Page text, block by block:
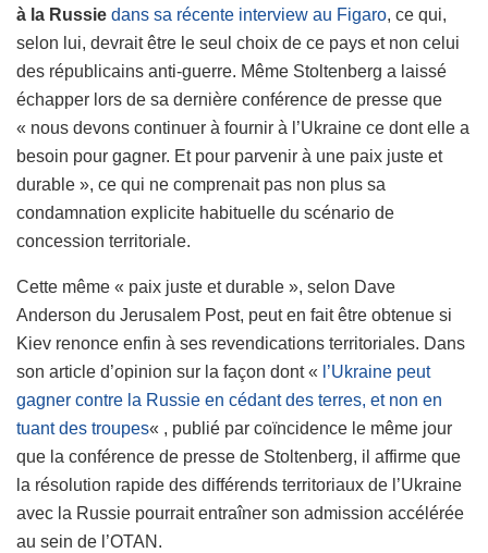
à la Russie dans sa récente interview au Figaro, ce qui,
selon lui, devrait être le seul choix de ce pays et non celui
des républicains anti-guerre. Même Stoltenberg a laissé
échapper lors de sa dernière conférence de presse que
« nous devons continuer à fournir à l’Ukraine ce dont elle a
besoin pour gagner. Et pour parvenir à une paix juste et
durable », ce qui ne comprenait pas non plus sa
condamnation explicite habituelle du scénario de
concession territoriale.
Cette même « paix juste et durable », selon Dave
Anderson du Jerusalem Post, peut en fait être obtenue si
Kiev renonce enfin à ses revendications territoriales. Dans
son article d’opinion sur la façon dont « l’Ukraine peut
gagner contre la Russie en cédant des terres, et non en
tuant des troupes« , publié par coïncidence le même jour
que la conférence de presse de Stoltenberg, il affirme que
la résolution rapide des différends territoriaux de l’Ukraine
avec la Russie pourrait entraîner son admission accélérée
au sein de l’OTAN.